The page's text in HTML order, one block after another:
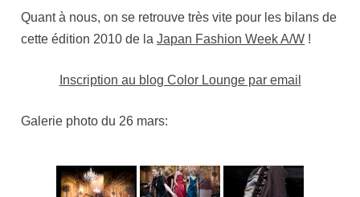
Quant à nous, on se retrouve très vite pour les bilans de
cette édition 2010 de laJapan Fashion Week A/W !
Inscription au blog Color Lounge par email
Galerie photo du 26 mars: